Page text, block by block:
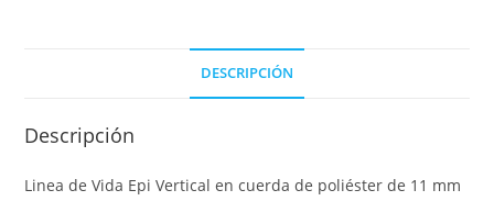
DESCRIPCIÓN
Descripción
Linea de Vida Epi Vertical en cuerda de poliéster de 11 mm